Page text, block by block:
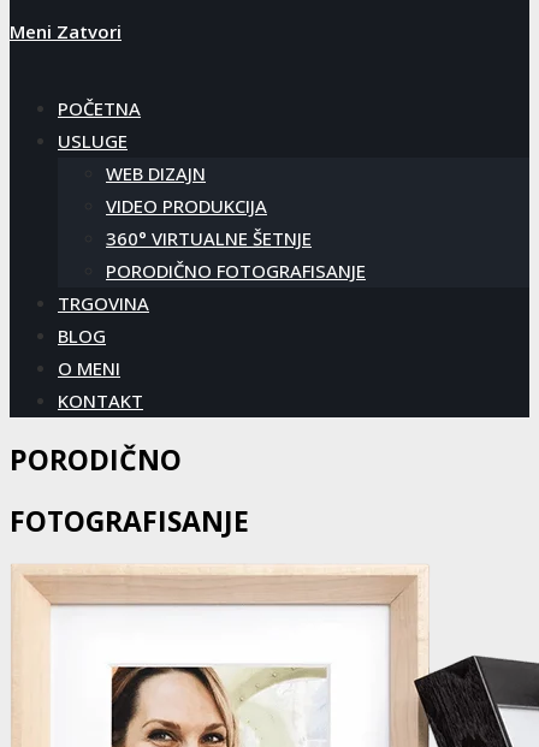
Meni Zatvori
POČETNA
USLUGE
WEB DIZAJN
VIDEO PRODUKCIJA
360° VIRTUALNE ŠETNJE
PORODIČNO FOTOGRAFISANJE
TRGOVINA
BLOG
O MENI
KONTAKT
PORODIČNO
FOTOGRAFISANJE